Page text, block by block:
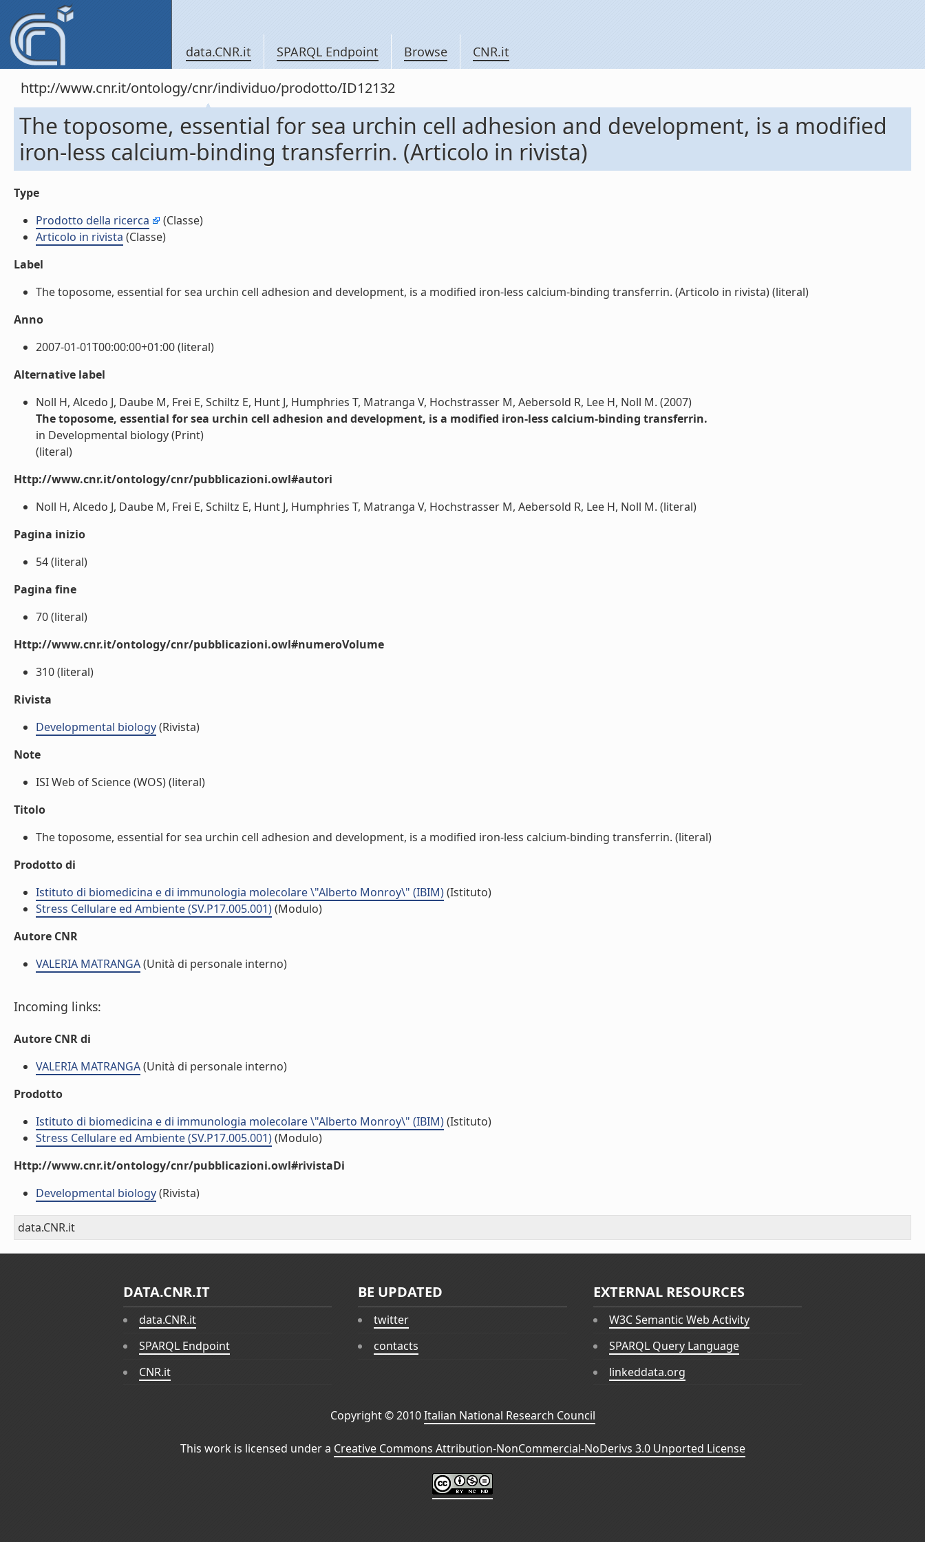
data.CNR.it SPARQL Endpoint Browse CNR.it
http://www.cnr.it/ontology/cnr/individuo/prodotto/ID12132
The toposome, essential for sea urchin cell adhesion and development, is a modified
iron-less calcium-binding transferrin. (Articolo in rivista)
Type
Prodotto della ricerca
(Classe)
Articolo in rivista (Classe)
Label
The toposome, essential for sea urchin cell adhesion and development, is a modified iron-less calcium-binding transferrin. (Articolo in rivista) (literal)
Anno
2007-01-01T00:00:00+01:00 (literal)
Alternative label
Noll H, Alcedo J, Daube M, Frei E, Schiltz E, Hunt J, Humphries T, Matranga V, Hochstrasser M, Aebersold R, Lee H, Noll M. (2007)
The toposome, essential for sea urchin cell adhesion and development, is a modified iron-less calcium-binding transferrin.
in Developmental biology (Print)
(literal)
Http://www.cnr.it/ontology/cnr/pubblicazioni.owl#autori
Noll H, Alcedo J, Daube M, Frei E, Schiltz E, Hunt J, Humphries T, Matranga V, Hochstrasser M, Aebersold R, Lee H, Noll M. (literal)
Pagina inizio
54 (literal)
Pagina fine
70 (literal)
Http://www.cnr.it/ontology/cnr/pubblicazioni.owl#numeroVolume
310 (literal)
Rivista
Developmental biology(Rivista)
Note
ISI Web of Science (WOS) (literal)
Titolo
The toposome, essential for sea urchin cell adhesion and development, is a modified iron-less calcium-binding transferrin. (literal)
Prodotto di
Istituto di biomedicina e di immunologia molecolare \"Alberto Monroy\" (IBIM)(Istituto)
Stress Cellulare ed Ambiente (SV.P17.005.001)(Modulo)
Autore CNR
VALERIA MATRANGA(Unità di personale interno)
Incoming links:
Autore CNR di
VALERIA MATRANGA(Unità di personale interno)
Prodotto
Istituto di biomedicina e di immunologia molecolare \"Alberto Monroy\" (IBIM)(Istituto)
Stress Cellulare ed Ambiente (SV.P17.005.001)(Modulo)
Http://www.cnr.it/ontology/cnr/pubblicazioni.owl#rivistaDi
Developmental biology(Rivista)
data.CNR.it
DATA.CNR.IT
data.CNR.it
SPARQL Endpoint
CNR.it
BE UPDATED
twitter
contacts
EXTERNAL RESOURCES
W3C Semantic Web Activity
SPARQL Query Language
linkeddata.org
Copyright © 2010Italian National Research Council
This work is licensed under a Creative Commons Attribution-NonCommercial-NoDerivs 3.0 Unported License